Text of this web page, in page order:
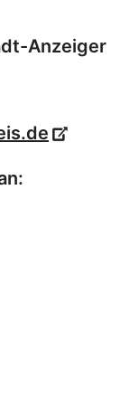
Anzeiger